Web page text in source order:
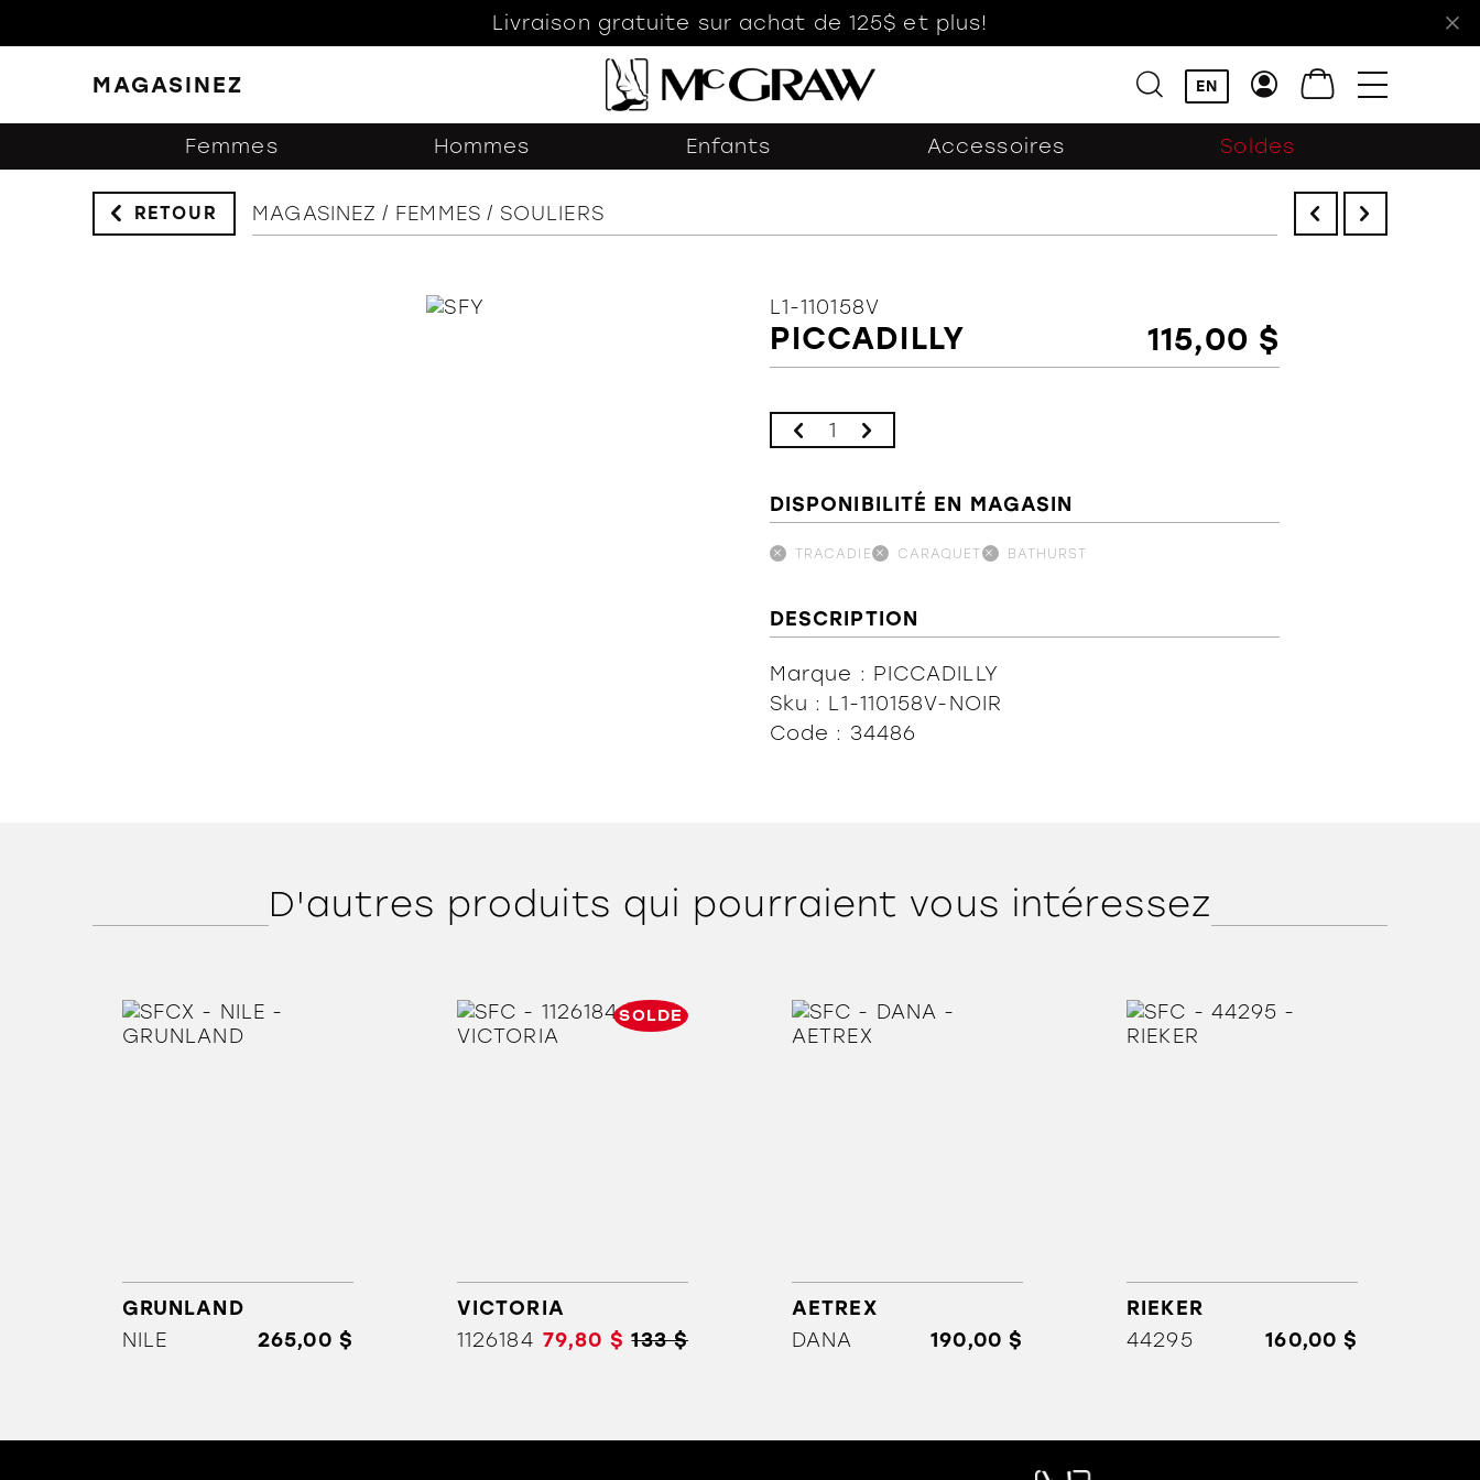
Livraison gratuite sur achat de 125$ et plus!
MAGASINEZ
FILTRES
EN
Femmes Hommes Enfants Accessoires Soldes
RETOUR MAGASINEZ FEMMES SOULIERS
L1-110158V
PICCADILLY 115,00 $
DISPONIBILITÉ EN MAGASIN
TRACADIE CARAQUET BATHURST
DESCRIPTION
Marque : PICCADILLY
Sku : L1-110158V-NOIR
Code : 34486
D'autres produits qui pourraient vous intéressez
GRUNLAND
NILE
265,00 $
SOLDE
VICTORIA
1126184 79,80 $ 133 $
AETREX
DANA
190,00 $
RIEKER
44295
160,00 $